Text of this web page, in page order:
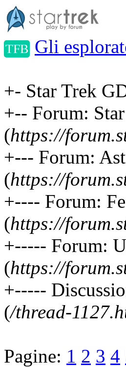
TFB Gli
+- Star Trek
+-- Forum:
(https://
+--- Forum:
(https://
+---- Forum:
(https://
+----- Forum:
(https://
+-----
(/thread-
Pagine: 1 2 3 4